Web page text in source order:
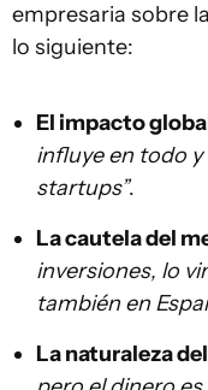
empresaria sobre
lo siguiente:
El impacto
influye en todo
startups”.
La cautela del
inversiones, lo
también en
La naturaleza